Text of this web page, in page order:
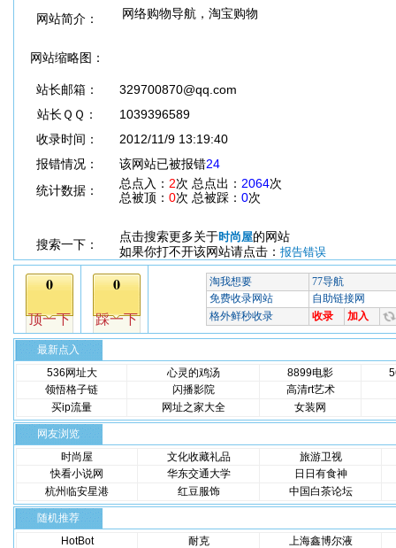
网站简介：
网络购物导航，淘宝购物
网站缩略图：
站长邮箱：
329700870@qq.com
站长ＱＱ：
1039396589
收录时间：
2012/11/9 13:19:40
报错情况：
该网站已被报错24
统计数据：
总点入： 2次 总点出： 2064次
总被顶： 0次 总被踩： 0次
搜索一下：
点击搜索更多关于时尚屋的网站
如果你打不开该网站请点击： 报告错误
最新点入
536网址大
心灵的鸡汤 8899电影
领悟格子链
闪播影院
高清rt艺术
买ip流量
网址之家大全 女装网
网友浏览
时尚屋
文化收藏礼品
旅游卫视
快看小说网
华东交通大学
日日有食神
杭州临安星港
红豆服饰 中国白茶论坛
随机推荐
HotBot
耐克
上海鑫博尔液